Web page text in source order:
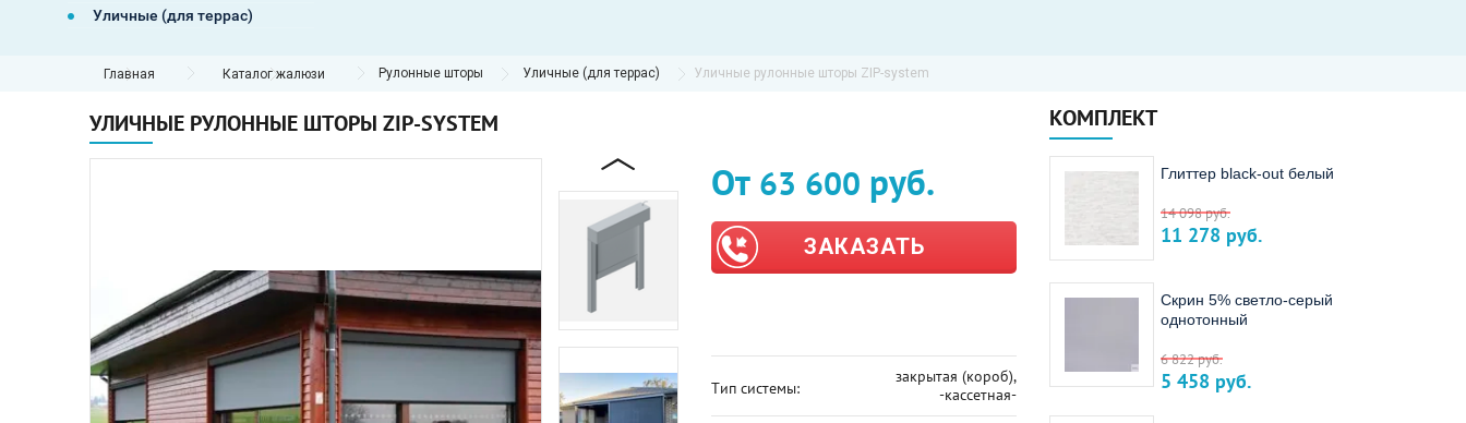
Уличные (для террас)
Главная Каталог жалюзи Рулонные шторы Уличные (для террас) Уличные рулонные шторы ZIP-system
УЛИЧНЫЕ РУЛОННЫЕ ШТОРЫ ZIP-SYSTEM
От 63 600 руб.
ЗАКАЗАТЬ
Тип системы:
закрытая (короб),
-кассетная-
КОМПЛЕКТ
Глиттер black-out белый
14 098руб.
11 278 руб.
Скрин 5% светло-серый
однотонный
6 822руб.
5 458 руб.